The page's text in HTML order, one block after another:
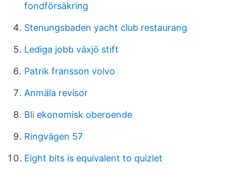
fondförsäkring
Stenungsbaden yacht club restaurang
Lediga jobb växjö stift
Patrik fransson volvo
Anmäla revisor
Bli ekonomisk oberoende
Ringvägen 57
Eight bits is equivalent to quizlet